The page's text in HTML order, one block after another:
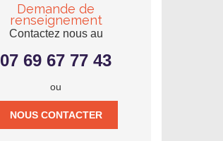
Demande de
renseignement
Contactez nous au
07 69 67 77 43
ou
NOUS CONTACTER